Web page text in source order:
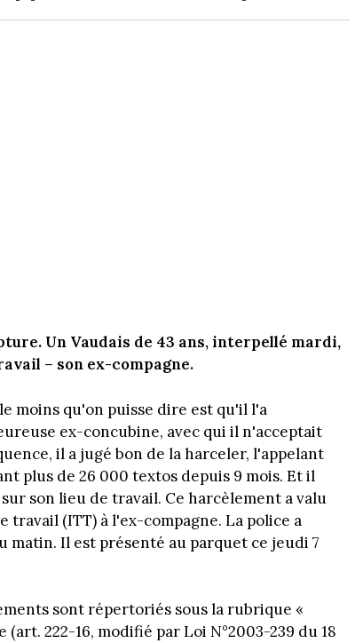
Un Vaudais de 43 ans, interpellé mardi,
– son ex-compagne.
moins qu'on puisse dire est qu'il l'a
ex-concubine, avec qui il n'acceptait
il a jugé bon de la harceler, l'appelant
plus de 26 000 textos depuis 9 mois. Et il
son lieu de travail. Ce harcèlement a valu
(ITT) à l'ex-compagne. La police a
matin. Il est présenté au parquet ce jeudi 7
sont répertoriés sous la rubrique «
222-16, modifié par Loi N°2003-239 du 18